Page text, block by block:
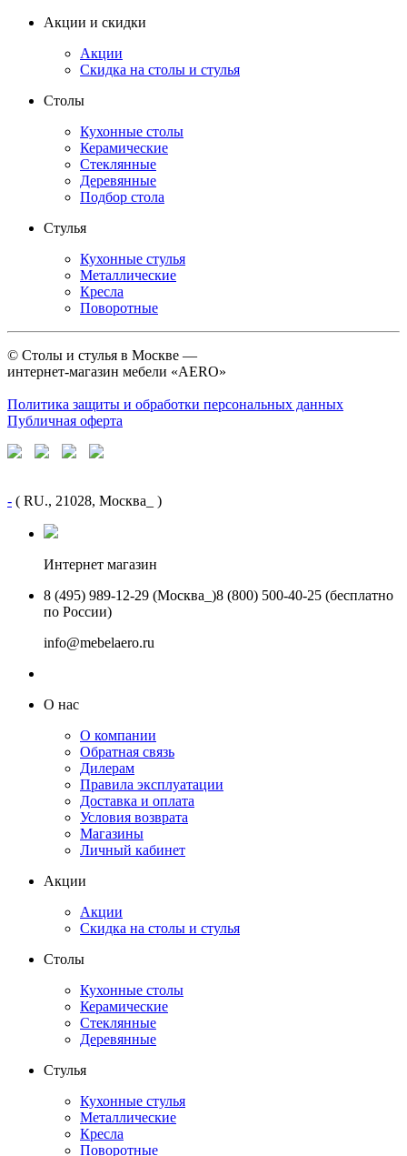
Акции и скидки
Акции
Скидка на столы и стулья
Столы
Кухонные столы
Керамические
Стеклянные
Деревянные
Подбор стола
Стулья
Кухонные стулья
Металлические
Кресла
Поворотные
© Столы и стулья в Москве —
интернет-магазин мебели «AERO»
Политика защиты и обработки персональных данных
Публичная оферта
- ( RU., 21028, Москва_ )
Интернет магазин
8 (495) 989-12-29 (Москва_)8 (800) 500-40-25 (бесплатно
по России)
info@mebelaero.ru
О нас
О компании
Обратная связь
Дилерам
Правила эксплуатации
Доставка и оплата
Условия возврата
Магазины
Личный кабинет
Акции
Акции
Скидка на столы и стулья
Столы
Кухонные столы
Керамические
Стеклянные
Деревянные
Стулья
Кухонные стулья
Металлические
Кресла
Поворотные